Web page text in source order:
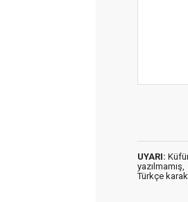
UYARI:
yazılmamış,
Türkçe